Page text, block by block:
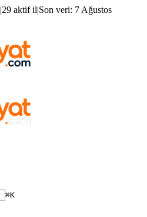
|29 aktif il|Son veri: 7 Ağustos
⌘K